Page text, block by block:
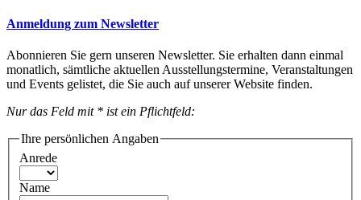
Anmeldung zum Newsletter
Abonnieren Sie gern unseren Newsletter. Sie erhalten dann einmal
monatlich, sämtliche aktuellen Ausstellungstermine, Veranstaltungen
und Events gelistet, die Sie auch auf unserer Website finden.
Nur das Feld mit * ist ein Pflichtfeld:
Ihre persönlichen Angaben
Anrede
Name